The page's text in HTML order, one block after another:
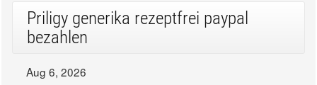
Priligy generika rezeptfrei paypal
bezahlen
Aug 6, 2026